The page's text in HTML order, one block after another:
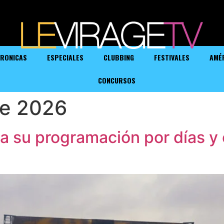
ESPECIALES CLUBBING FESTIVALES
CONCURSOS
2026
su programación por días y